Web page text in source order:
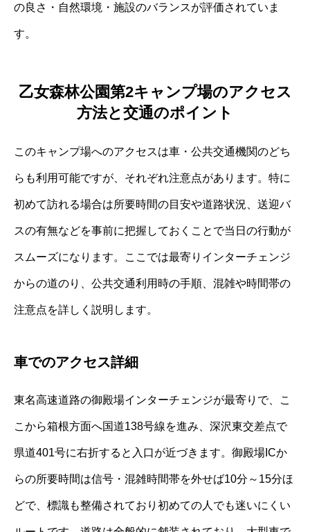
の良さ・自然環境・施設のバランスが評価されていま
す。
乙女森林公園第2キャンプ場のアクセス
方法と交通のポイント
このキャンプ場へのアクセスは車・公共交通機関のどち
らも利用可能ですが、それぞれ注意点があります。特に
初めて訪れる場合は所要時間の目安や道路状況、送迎バ
スの有無などを事前に把握しておくことで当日の行動が
スムーズになります。ここでは最寄りインターチェンジ
からの道のり、公共交通利用時の手順、混雑や時間帯の
注意点を詳しく説明します。
車でのアクセス詳細
東名高速道路の御殿場インターチェンジが最寄りで、こ
こから箱根方面へ国道138号線を進み、深沢東交差点で
県道401号に右折すると入口が近づきます。御殿場ICか
らの所要時間は信号・混雑時間帯を外せば10分～15分ほ
どで、標識も整備されており初めての人でも迷いにくい